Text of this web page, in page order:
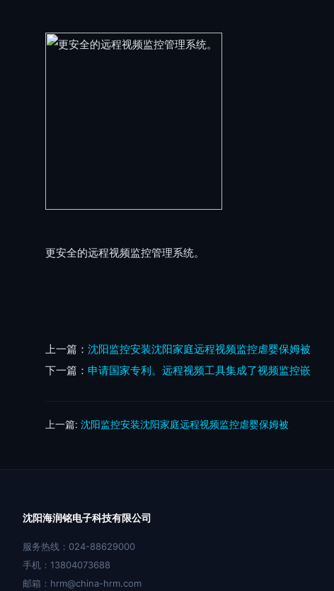
更安全的远程视频监控管理系统。
上一篇： 沈阳监控安装沈阳家庭远程视频监控虐婴保姆被
下一篇： 申请国家专利。远程视频工具集成了视频监控嵌
上一篇: 沈阳监控安装沈阳家庭远程视频监控虐婴保姆被
沈阳海润铭电子科技有限公司
服务热线：024-88629000
手机：13804073688
邮箱：hrm@china-hrm.com